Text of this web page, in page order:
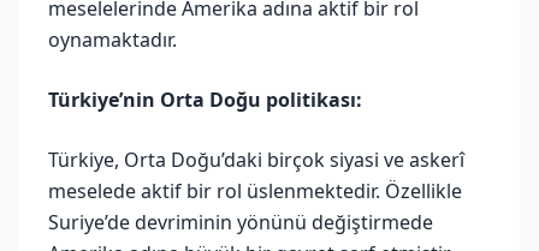
meselelerinde Amerika adına aktif bir rol
oynamaktadır.
Türkiye’nin Orta Doğu politikası:
Türkiye, Orta Doğu’daki birçok siyasi ve askerî
meselede aktif bir rol üslenmektedir. Özellikle
Suriye’de devriminin yönünü değiştirmede